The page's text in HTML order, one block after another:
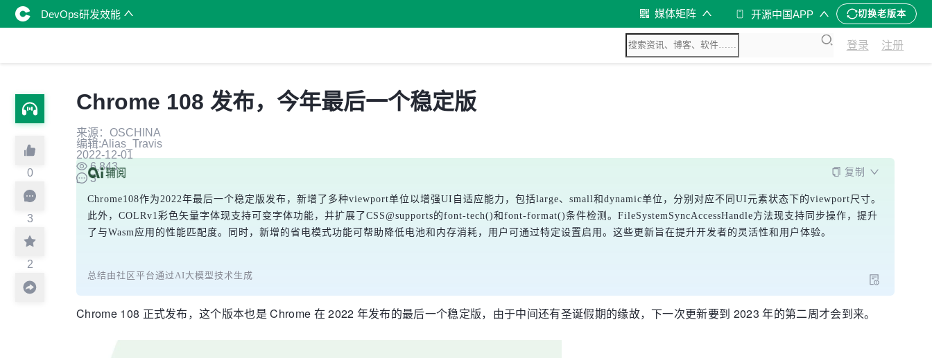
DevOps研发效能 媒体矩阵 开源中国APP 切换老版本
登录 注册
0
3
2
Chrome 108 发布，今年最后一个稳定版
来源：OSCHINA
编辑:Alias_Travis
2022-12-01
6,843
3
复制
Chrome108作为2022年最后一个稳定版发布，新增了多种viewport单位以增强UI自适应能力，包括large、small和dynamic单位，分别对应不同UI元素状态下的viewport尺寸。
此外，COLRv1彩色矢量字体现支持可变字体功能，并扩展了CSS@supports的font-tech()和font-format()条件检测。FileSystemSyncAccessHandle方法现支持同步操作，提升
了与Wasm应用的性能匹配度。同时，新增的省电模式功能可帮助降低电池和内存消耗，用户可通过特定设置启用。这些更新旨在提升开发者的灵活性和用户体验。
总结由社区平台通过AI大模型技术生成
Chrome 108 正式发布，这个版本也是 Chrome 在 2022 年发布的最后一个稳定版，由于中间还有圣诞假期的缘故，下一次更新要到 2023 年的第二周才会到来。